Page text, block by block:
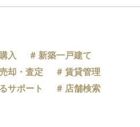
入
新築一戸建て
却・査定
賃貸管理
サポート
店舗検索